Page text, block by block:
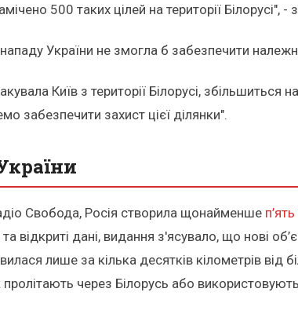
500 таких цілей на території
України не змогла б забезпечити
Київ з території Білорусі, збільшиться
забезпечити захист цієї ділянки".
Свобода, Росія створила щонайменше
відкриті дані, видання з'ясувало, що нові
лише за кілька десятків кілометрів від
пролітають через Білорусь або